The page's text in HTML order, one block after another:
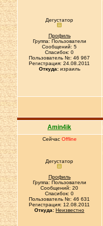
Дегустатор
Профиль
Группа: Пользователи
Сообщений: 5
Спасибок: 0
Пользователь №: 46 967
Регистрация: 24.08.2011
Откуда:израиль
Amin4ik
Сейчас Offline
Дегустатор
Профиль
Группа: Пользователи
Сообщений: 20
Спасибок: 0
Пользователь №: 46 631
Регистрация: 12.08.2011
Откуда: Неизвестно